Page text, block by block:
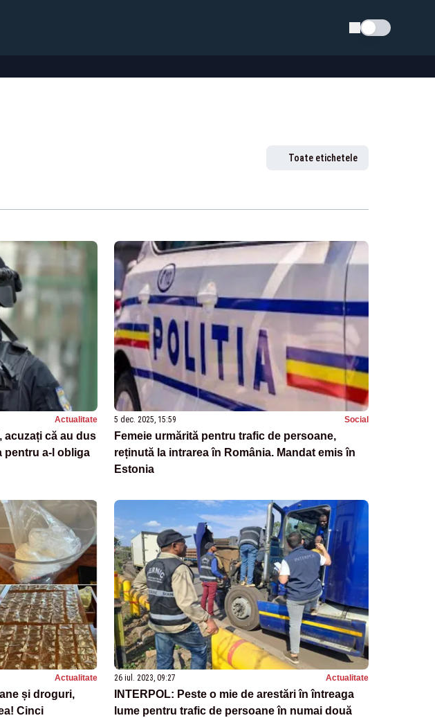
Schimba tema
Toate etichetele
Actualitate
acuzați că au dus
pentru a-l obliga
5 dec. 2025, 15:59 Social
Femeie urmărită pentru trafic de persoane,
reținută la intrarea în România. Mandat emis în
Estonia
Actualitate
și droguri,
Cinci
26 iul. 2023, 09:27 Actualitate
INTERPOL: Peste o mie de arestări în întreaga
lume pentru trafic de persoane în numai două